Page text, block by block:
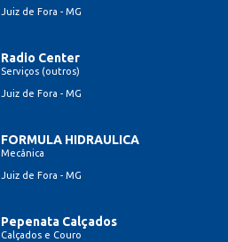
Juiz de Fora - MG
Radio Center
Serviços (outros)
Juiz de Fora - MG
FORMULA HIDRAULICA
Mecânica
Juiz de Fora - MG
Pepenata Calçados
Calçados e Couro